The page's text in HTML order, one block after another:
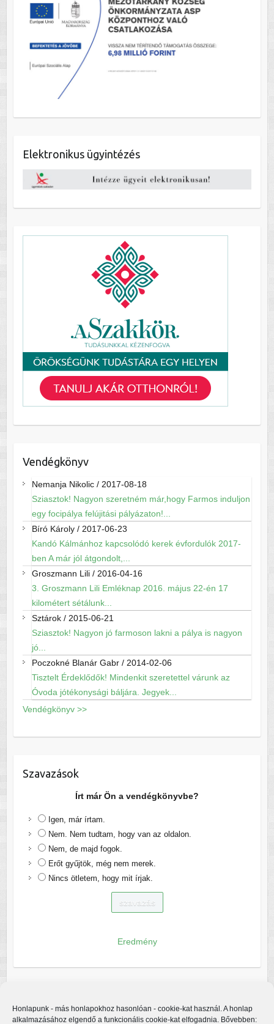
Honlapunk - más honlapokhoz hasonlóan - cookie-kat használ. A honlap
alkalmazásához elgendő a funkcionális cookie-kat elfogadnia. Bővebben:
Elektronikus ügyintézés
Vendégkönyv
Nemanja Nikolic/ 2017-08-18
Sziasztok! Nagyon szeretném már,hogy Farmos induljon
egy focipálya felújitási pályázaton!...
Bíró Károly/ 2017-06-23
Kandó Kálmánhoz kapcsolódó kerek évfordulók 2017-
ben A már jól átgondolt,...
Groszmann Lili/ 2016-04-16
3. Groszmann Lili Emléknap 2016. május 22-én 17
kilométert sétálunk...
Sztárok/ 2015-06-21
Sziasztok! Nagyon jó farmoson lakni a pálya is nagyon
jó...
Poczokné Blanár Gabr/ 2014-02-06
Tisztelt Érdeklődők! Mindenkit szeretettel várunk az
Óvoda jótékonysági báljára. Jegyek...
Vendégkönyv >>
Szavazások
Írt már Ön a vendégkönyvbe?
Igen, már írtam.
Nem. Nem tudtam, hogy van az oldalon.
Nem, de majd fogok.
Erőt gyűjtök, még nem merek.
Nincs ötletem, hogy mit írjak.
Eredmény